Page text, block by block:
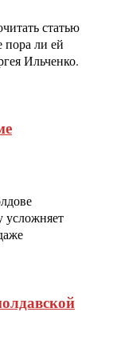
статью
пора ли ей
Ильченко.
усложняет